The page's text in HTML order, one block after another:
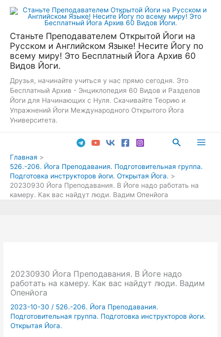
Перейти
Станьте Преподавателем Открытой Йоги на
Русском и Английском Языке! Несите Йогу по
всему миру! Это Бесплатный Йога Архив 60
Видов Йоги.
Друзья, начинайте учиться у нас прямо сегодня. Это
Бесплатный Архив - Энциклопедия 60 Видов и Разделов
Йоги для Начинающих с Нуля. Скачивайте Теорию и
Упражнений Йоги Международного Открытого Йога
Университета.
Поиск
Главная
526.-206. Йога Преподавания. Подготовительная группа.
Подготовка инструкторов йоги. Открытая Йога.
20230930 Йога Преподавания. В Йоге надо работать на
камеру. Как вас найдут люди. Вадим Опенйога
20230930 Йога Преподавания. В Йоге надо
работать на камеру. Как вас найдут люди. Вадим
Опенйога
2023-10-30 / 526.-206. Йога Преподавания.
Подготовительная группа. Подготовка инструкторов йоги.
Открытая Йога.